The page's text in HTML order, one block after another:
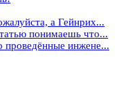
а Гейнрих...
понимаешь что...
проведённые инжене...